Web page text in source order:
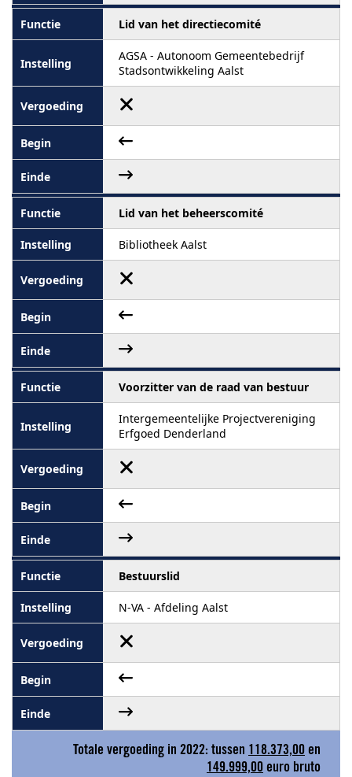
Lid van het directiecomité
AGSA - Autonoom Gemeentebedrijf
Stadsontwikkeling Aalst
Lid van het beheerscomité
Bibliotheek Aalst
Voorzitter van de raad van bestuur
Intergemeentelijke Projectvereniging
Erfgoed Denderland
Bestuurslid
N-VA - Afdeling Aalst
Totale vergoeding in 2022: tussen 118.373,00 en
149.999,00 euro bruto